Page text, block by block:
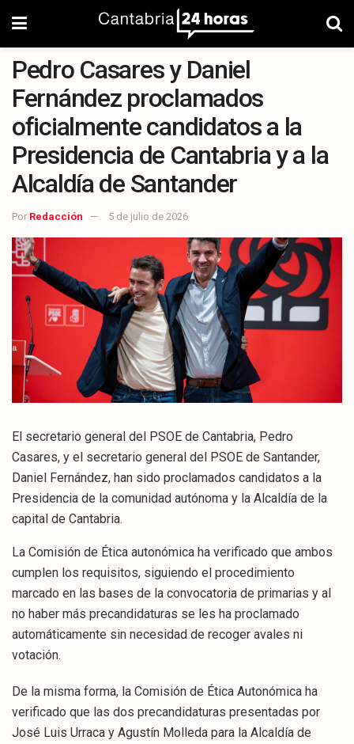
Pedro Casares y Daniel
Fernández proclamados
oficialmente candidatos a la
Presidencia de Cantabria y a la
Alcaldía de Santander
Por Redacción 5 de julio de 2026
El secretario general del PSOE de Cantabria, Pedro
Casares, y el secretario general del PSOE de Santander,
Daniel Fernández, han sido proclamados candidatos a la
Presidencia de la comunidad autónoma y la Alcaldía de la
capital de Cantabria.
La Comisión de Ética autonómica ha verificado que ambos
cumplen los requisitos, siguiendo el procedimiento
marcado en las bases de la convocatoria de primarias y al
no haber más precandidaturas se les ha proclamado
automáticamente sin necesidad de recoger avales ni
votación.
De la misma forma, la Comisión de Ética Autonómica ha
verificado que las dos precandidaturas presentadas por
José Luis Urraca y Agustín Molleda para la Alcaldía de